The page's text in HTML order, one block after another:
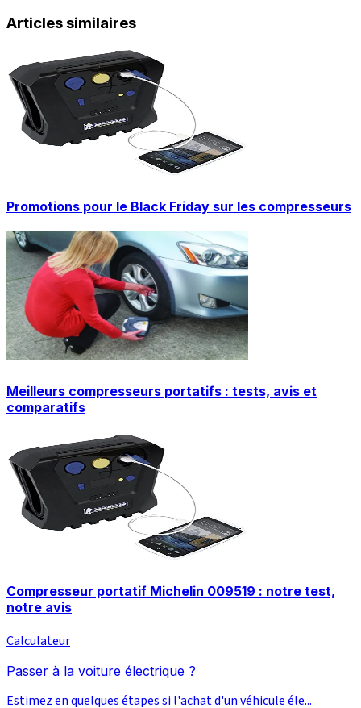
Articles similaires
Promotions pour le Black Friday sur les compresseurs
Meilleurs compresseurs portatifs : tests, avis et
comparatifs
Compresseur portatif Michelin 009519 : notre test,
notre avis
Calculateur
Passer à la voiture électrique ?
Estimez en quelques étapes si l'achat d'un véhicule éle...